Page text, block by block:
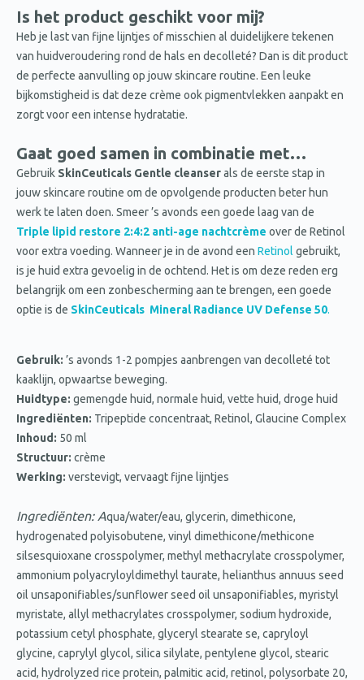
Is het product geschikt voor mij?
Heb je last van fijne lijntjes of misschien al duidelijkere tekenen
van huidveroudering rond de hals en decolleté? Dan is dit product
de perfecte aanvulling op jouw skincare routine. Een leuke
bijkomstigheid is dat deze crème ook pigmentvlekken aanpakt en
zorgt voor een intense hydratatie.
Gaat goed samen in combinatie met…
Gebruik SkinCeuticals Gentle cleanserals de eerste stap in
jouw skincare routine om de opvolgende producten beter hun
werk te laten doen. Smeer ’s avonds een goede laag van de
Triple lipid restore 2:4:2 anti-age nachtcrème over de Retinol
voor extra voeding. Wanneer je in de avond een Retinol gebruikt,
is je huid extra gevoelig in de ochtend. Het is om deze reden erg
belangrijk om een zonbescherming aan te brengen, een goede
optie is de SkinCeuticals Mineral Radiance UV Defense 50.
Gebruik: ’s avonds 1-2 pompjes aanbrengen van decolleté tot
kaaklijn, opwaartse beweging.
Huidtype: gemengde huid, normale huid, vette huid, droge huid
Ingrediënten: Tripeptide concentraat, Retinol, Glaucine Complex
Inhoud: 50 ml
Structuur: crème
Werking: verstevigt, vervaagt fijne lijntjes
Ingrediënten: Aqua/water/eau, glycerin, dimethicone,
hydrogenated polyisobutene, vinyl dimethicone/methicone
silsesquioxane crosspolymer, methyl methacrylate crosspolymer,
ammonium polyacryloyldimethyl taurate, helianthus annuus seed
oil unsaponifiables/sunflower seed oil unsaponifiables, myristyl
myristate, allyl methacrylates crosspolymer, sodium hydroxide,
potassium cetyl phosphate, glyceryl stearate se, capryloyl
glycine, caprylyl glycol, silica silylate, pentylene glycol, stearic
acid, hydrolyzed rice protein, palmitic acid, retinol, polysorbate 20,